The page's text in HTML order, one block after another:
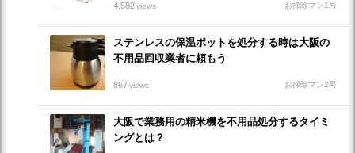
4,582views お掃除マン1号
ステンレスの保温ポットを処分する時は大阪の
不用品回収業者に頼もう
867views お掃除マン2号
大阪で業務用の精米機を不用品処分するタイミ
ングとは？